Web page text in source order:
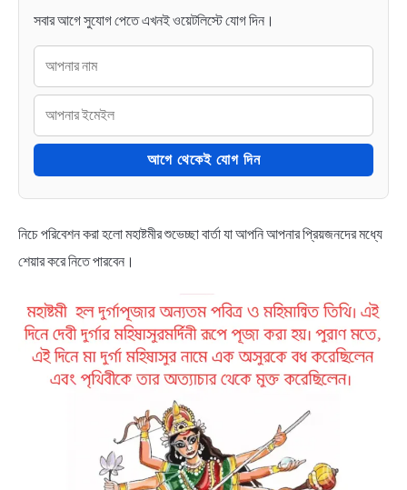
সবার আগে সুযোগ পেতে এখনই ওয়েটলিস্টে যোগ দিন।
আগে থেকেই যোগ দিন
নিচে পরিবেশন করা হলো মহাষ্টমীর শুভেচ্ছা বার্তা যা আপনি আপনার প্রিয়জনদের মধ্যে
শেয়ার করে নিতে পারবেন।